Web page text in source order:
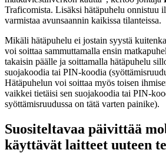
Traficomista. Lisäksi hätäpuhelu onnistuu
varmistaa avunsaannin kaikissa tilanteissa.
Mikäli hätäpuhelu ei jostain syystä
voi soittaa sammuttamalla ensin
takaisin päälle ja soittamalla hätäpuhelu
suojakoodia tai PIN-koodia
Hätäpuhelun voi soittaa myös toisen
vaikkei tietäisi sen suojakoodia tai PIN-
syöttämisruudussa on tätä varten painike).
Suositeltavaa päivittää
käyttävät laitteet uuteen